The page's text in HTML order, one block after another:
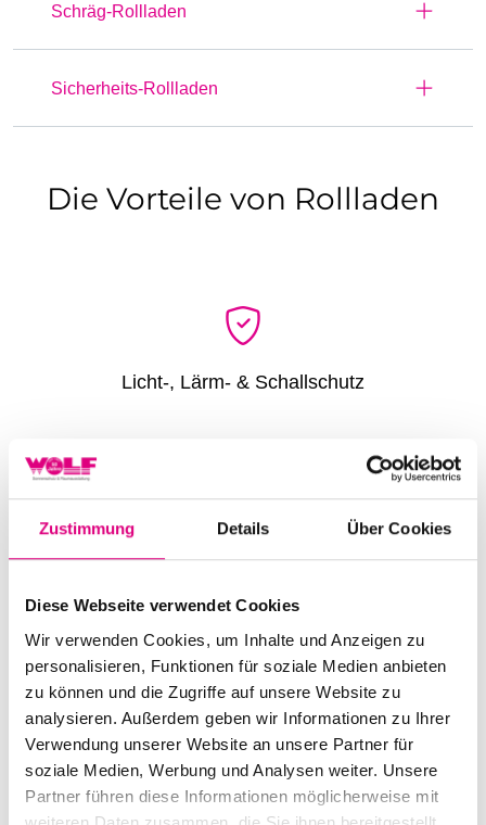
Zustimmung Details Über Cookies
Diese Webseite verwendet Cookies
Wir verwenden Cookies, um Inhalte und Anzeigen zu
personalisieren, Funktionen für soziale Medien anbieten
zu können und die Zugriffe auf unsere Website zu
analysieren. Außerdem geben wir Informationen zu Ihrer
Verwendung unserer Website an unsere Partner für
soziale Medien, Werbung und Analysen weiter. Unsere
Partner führen diese Informationen möglicherweise mit
Schräg-Rollladen
Sicherheits-Rollladen
Die Vorteile von Rollladen
Licht-, Lärm- & Schallschutz
Rollladenpanzer aus Aluminium & Kunststoff
Mögliche Antriebe: Gurt, Kurbel, elektrischer Motor